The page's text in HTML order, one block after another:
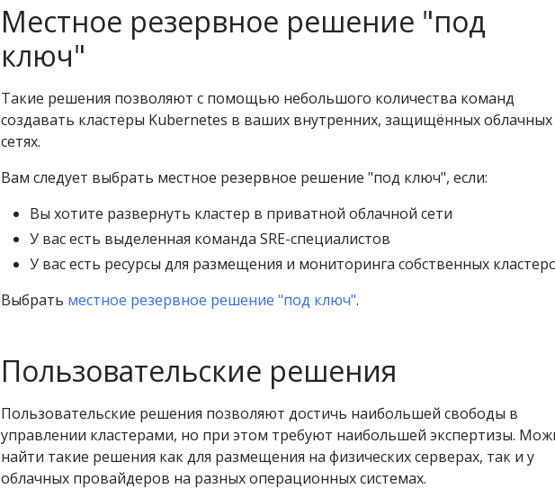
Местное резервное решение "под
ключ"
Такие решения позволяют с помощью небольшого количества команд
создавать кластеры Kubernetes в ваших внутренних, защищённых облачных
сетях.
Вам следует выбрать местное резервное решение "под ключ", если:
Вы хотите развернуть кластер в приватной облачной сети
У вас есть выделенная команда SRE-специалистов
У вас есть ресурсы для размещения и мониторинга собственных
Выбрать местное резервное решение "под ключ".
Пользовательские решения
Пользовательские решения позволяют достичь наибольшей свободы в
управлении кластерами, но при этом требуют наибольшей экспертизы.
найти такие решения как для размещения на физических серверах, так и у
облачных провайдеров на разных операционных системах.